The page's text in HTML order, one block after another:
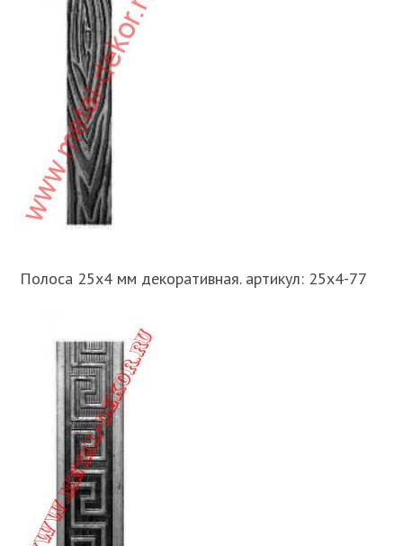
Полоса 25х4 мм декоративная. артикул: 25х4-77